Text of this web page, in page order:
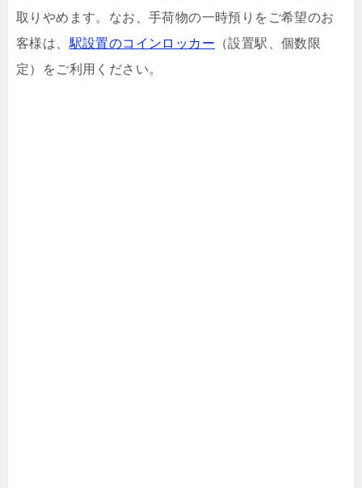
取りやめます。なお、手荷物の一時預りをご希望のお
客様は、 駅設置のコインロッカー （設置駅、個数限
定）をご利用ください。